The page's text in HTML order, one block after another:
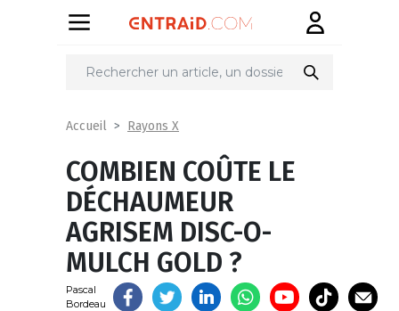
Partager
Accueil Rayons X
COMBIEN COÛTE LE
DÉCHAUMEUR
AGRISEM DISC-O-
MULCH GOLD ?
Pascal
Bordeau